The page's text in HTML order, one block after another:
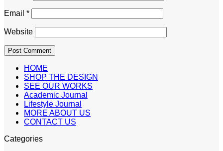
Email *
Website
HOME
SHOP THE DESIGN
SEE OUR WORKS
Academic Journal
Lifestyle Journal
MORE ABOUT US
CONTACT US
Categories